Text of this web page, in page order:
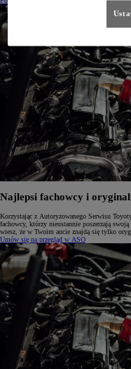
Najlepsi fachowcy i
Korzystając z Autoryzowanego Serwisu
fachowcy, którzy nieustannie poszerzają
wiesz, że w Twoim aucie znajdą się tylko
Umów się na przegląd w ASO